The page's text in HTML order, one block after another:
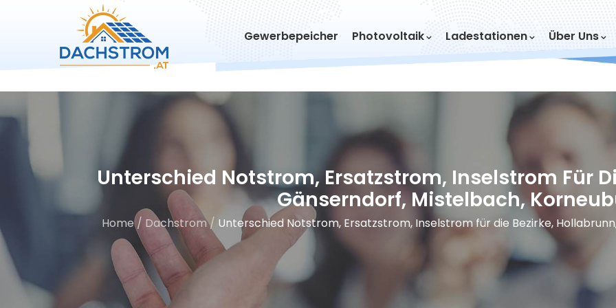
Gewerbepeicher Photovoltaik Ladestationen Über Uns
Unterschied Notstrom, Ersatzstrom, Inselstrom Für
Gänserndorf, Mistelbach,
Home/ Dachstrom/ Unterschied Notstrom, Ersatzstrom, Inselstrom für die Bezirke,